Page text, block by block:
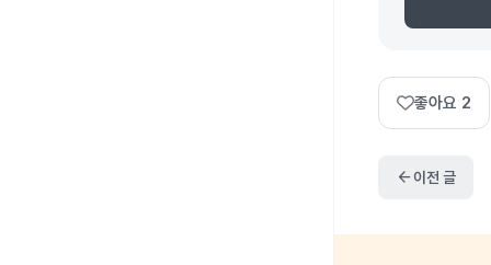
좋아요 2
arrow_back이전 글